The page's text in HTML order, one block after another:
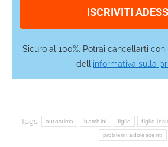
ISCRIVITI
Sicuro al 100%. Potrai cancellarti
dell'informativa sulla
Tags: autostima bambini figlio figlio
problemi adolescenti